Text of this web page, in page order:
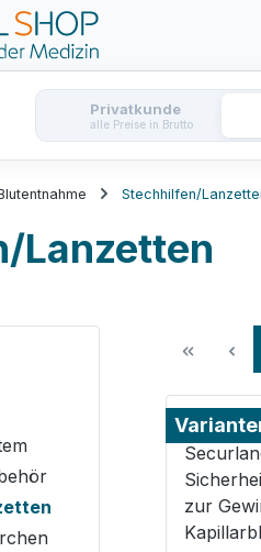
Privatkunde
alle Preise in Brutto
Stechhilfen/
Lanzetten